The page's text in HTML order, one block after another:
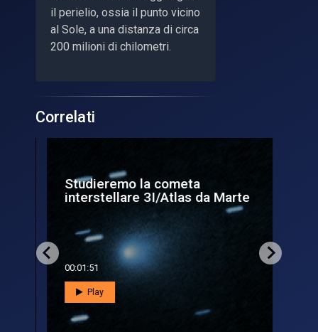
il perielio, ossia il punto vicino
al Sole, a una distanza di circa
200 milioni di chilometri.
Correlati
Studieremo la cometa
interstellare 3I/Atlas da Marte
00:01:51
Play